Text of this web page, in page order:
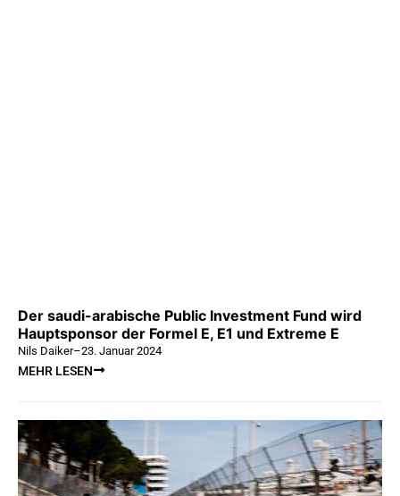
Der saudi-arabische Public Investment Fund wird
Hauptsponsor der Formel E, E1 und Extreme E
Nils Daiker–23. Januar 2024
MEHR LESEN